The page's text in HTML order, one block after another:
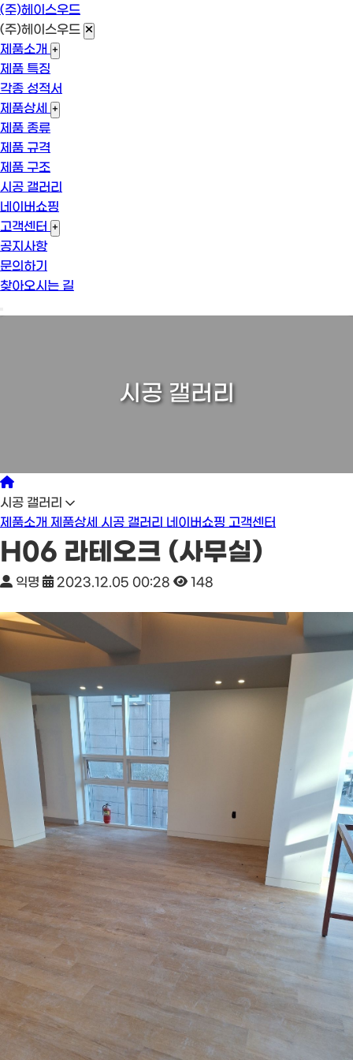
(주)헤이스우드
(주)헤이스우드
제품소개 +
제품 특징
각종 성적서
제품상세
+
제품 종류
제품 규격
제품 구조
시공 갤러리
네이버쇼핑
고객센터 +
공지사항
문의하기
찾아오시는 길
시공 갤러리
시공 갤러리
제품소개 제품상세 시공 갤러리 네이버쇼핑 고객센터
H06 라테오크 (사무실)
익명 2023.12.05 00:28 148